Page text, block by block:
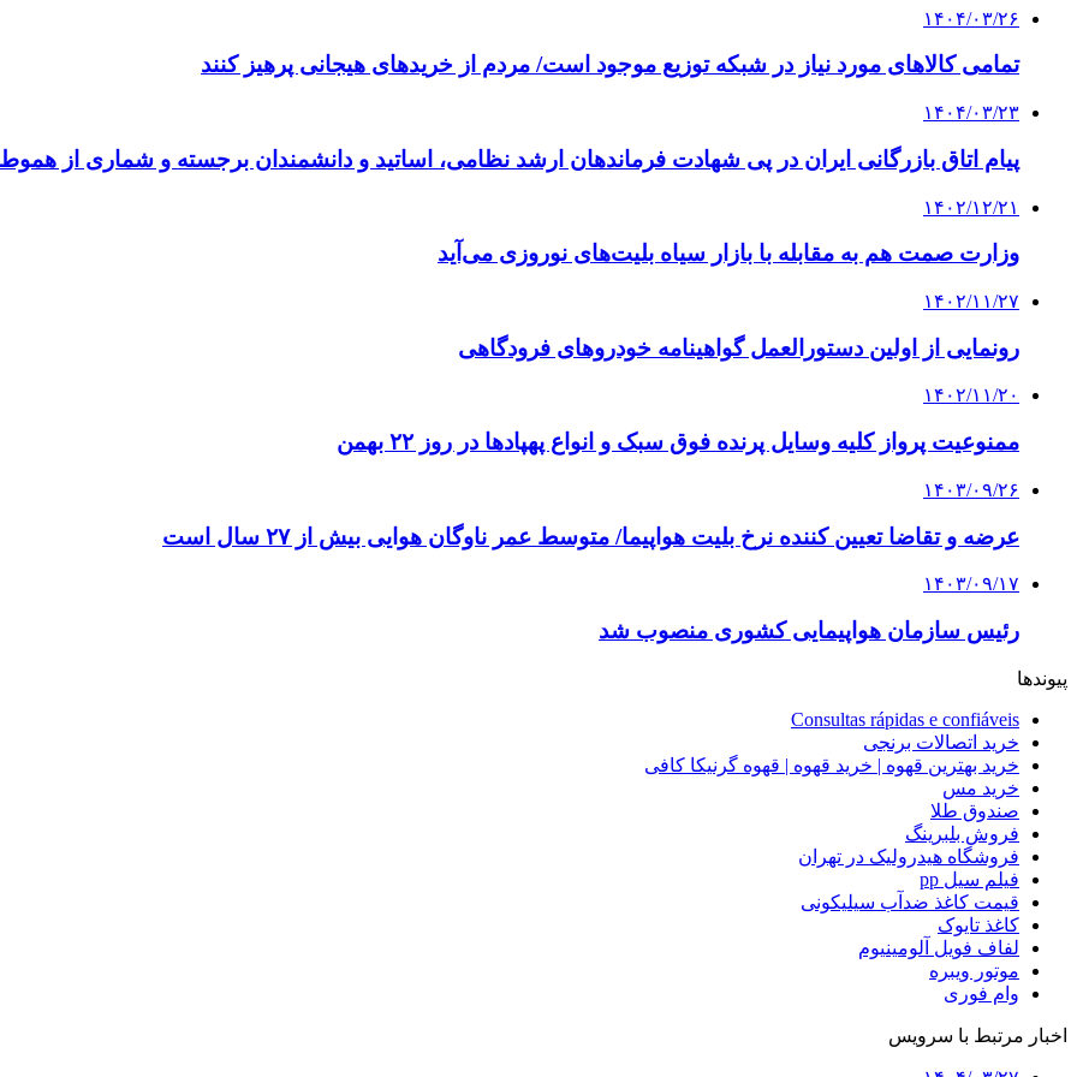
۱۴۰۴/۰۳/۲۶
تمامی کالاهای مورد نیاز در شبکه توزیع موجود است/ مردم از خریدهای هیجانی پرهیز کنند
۱۴۰۴/۰۳/۲۳
پیام اتاق بازرگانی ایران در پی شهادت فرماندهان ارشد نظامی، اساتید و دانشمندان برجسته و شماری از
۱۴۰۲/۱۲/۲۱
وزارت صمت هم به مقابله با بازار سیاه بلیت‌های نوروزی می‌آید
۱۴۰۲/۱۱/۲۷
رونمایی از اولین دستورالعمل گواهینامه خودروهای فرودگاهی
۱۴۰۲/۱۱/۲۰
ممنوعیت پرواز کلیه وسایل پرنده فوق سبک و انواع پهپادها در روز ۲۲ بهمن
۱۴۰۳/۰۹/۲۶
عرضه و تقاضا تعیین کننده نرخ بلیت هواپیما/ متوسط عمر ناوگان هوایی بیش از ۲۷ سال است
۱۴۰۳/۰۹/۱۷
رئیس سازمان هواپیمایی کشوری منصوب شد
پیوندها
Consultas rápidas e confiáveis
خرید اتصالات برنجی
خرید بهترین قهوه | خرید قهوه | قهوه گرنیکا کافی
خرید مس
صندوق طلا
فروش بلبرینگ
فروشگاه هیدرولیک در تهران
فیلم سیل pp
قیمت کاغذ ضدآب سیلیکونی
کاغذ تایوک
لفاف فویل آلومینیوم
موتور ویبره
وام فوری
اخبار مرتبط با سرویس